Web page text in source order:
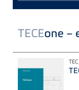
TECEone –